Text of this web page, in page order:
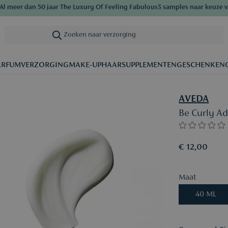
dan 50 jaar The Luxury Of Feeling Fabulous3 samples naar keuze vanaf
Zoeken naar verzorging|
VERZORGINGMAKE-UPHAARSUPPLEMENTENGESCHENKEN
AVEDA
Be Curly
€ 12,00
Maat
40 ML